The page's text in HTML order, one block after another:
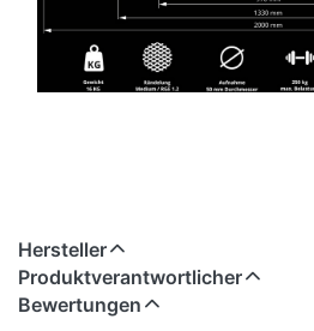
Hersteller
Produktverantwortlicher
Bewertungen